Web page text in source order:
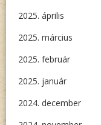
2025. április
2025. március
2025. február
2025. január
2024. december